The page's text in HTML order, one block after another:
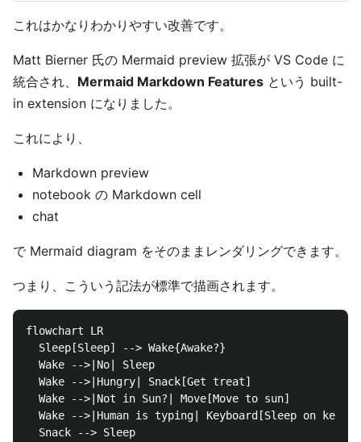
これはかなりわかりやすい改善です。
Matt Bierner 氏の Mermaid preview 拡張が VS Code に
統合され、 Mermaid Markdown Features という built-
in extension になりました。
これにより、
Markdown preview
notebook の Markdown cell
chat
で Mermaid diagram をそのままレンダリングできます。
つまり、こういう記法が標準で描画されます。
flowchart LR
  Sleep[Sleep] --> Wake{Awake?}
  Wake -->|No| Sleep
  Wake -->|Hungry| Snack[Get treat]
  Wake -->|Not in Sun?| Move[Move to sun]
Wake -->|Human is typing| Keyboard[Sleep on
  Snack --> Sleep